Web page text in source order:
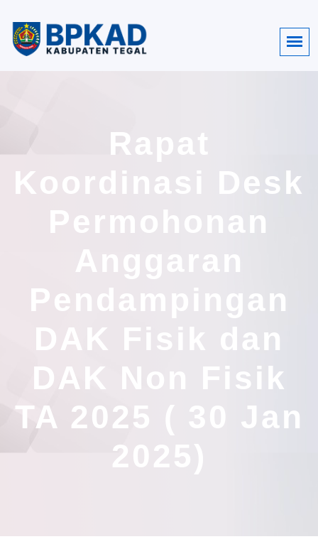
Rapat
Koordinasi Desk
Permohonan
Anggaran
Pendampingan
DAK Fisik dan
DAK Non Fisik
TA 2025 ( 30 Jan
2025)